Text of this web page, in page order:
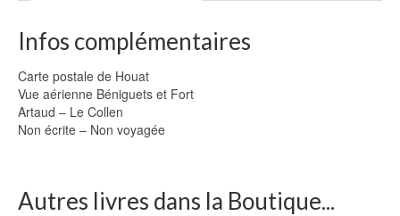
Collen
Infos complémentaires
Carte postale de Houat
Vue aérienne Béniguets et Fort
Artaud – Le Collen
Non écrite – Non voyagée
Autres livres dans la Boutique...